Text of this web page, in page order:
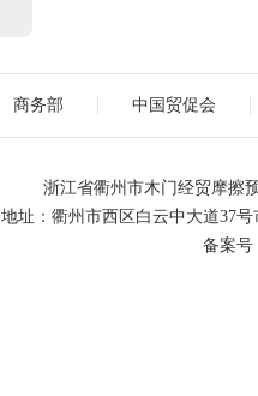
商务部 中国贸促会
浙江省衢州市木门经贸摩擦
地址：衢州市西区白云中大道37
备案号